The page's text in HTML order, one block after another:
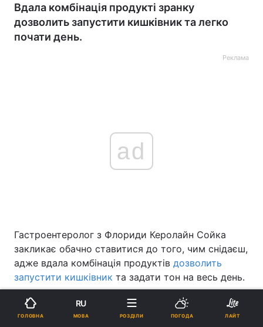
Вдала комбінація продукті зранку
дозволить запустити кишківник та легко
почати день.
Реклама
ad
Гастроентеролог з Флориди Керолайн Сойка
закликає обачно ставитися до того, чим снідаєш,
адже вдала комбінація продуктів дозволить
запустити кишківник та задати тон на весь день.
Доктор сертифікованої медичної установи Gastro
Health навела приклади своїх сніданків, які
ГОЛОВНА
RU
МОВА РОЗДІЛИ ПОГОДА ЛАЙТ